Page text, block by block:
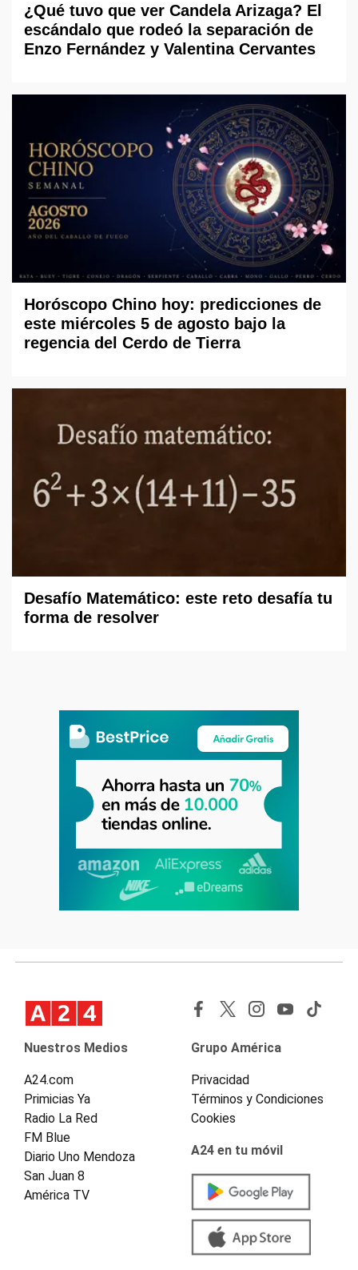
¿Qué tuvo que ver Candela Arizaga? El
escándalo que rodeó la separación de
Enzo Fernández y Valentina Cervantes
Horóscopo Chino hoy: predicciones de
este miércoles 5 de agosto bajo la
regencia del Cerdo de Tierra
Desafío Matemático: este reto desafía tu
forma de resolver
Nuestros Medios
A24.com
Primicias Ya
Radio La Red
FM Blue
Diario Uno Mendoza
San Juan 8
América TV
Grupo América
Privacidad
Términos y Condiciones
Cookies
A24 en tu móvil